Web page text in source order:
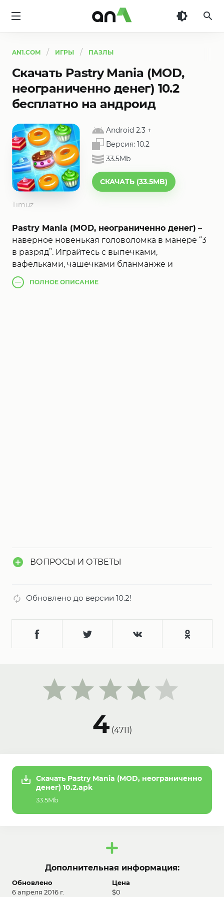
AN1.COM ИГРЫ ПАЗЛЫ
Скачать Pastry Mania (MOD,
неограниченно денег) 10.2
бесплатно на андроид
Android 2.3 +
Версия: 10.2
33.5Mb
СКАЧАТЬ (33.5MB)
Timuz
Pastry Mania (MOD, неограниченно денег) –
наверное новенькая головоломка в манере “3
в разряд”. Играйтесь с выпечками,
вафельками, чашечками бланманже и
пончиками.
Вас ожидает море сладостных и сладчайших
ПОЛНОЕ ОПИСАНИЕ
ВОПРОСЫ И ОТВЕТЫ
Обновлено до версии 10.2!
4(4711)
Скачать Pastry Mania (MOD, неограниченно
денег) 10.2.apk
33.5Mb
Дополнительная информация:
Обновлено
6 апреля 2016 г.
Цена
$0